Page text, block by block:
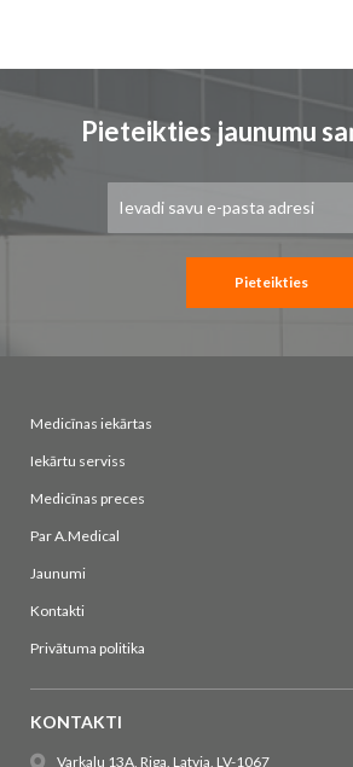
Pieteikties jaunumu
saņemšanai:
Pieteikties
Medicīnas iekārtas
Iekārtu serviss
Medicīnas preces
Par A.Medical
Jaunumi
Kontakti
Privātuma politika
KONTAKTI
Varkalu 13A, Riga, Latvia, LV-1067